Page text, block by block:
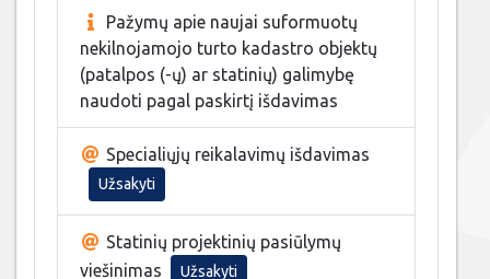
Pažymų apie naujai suformuotų
nekilnojamojo turto kadastro objektų
(patalpos (-ų) ar statinių) galimybę
naudoti pagal paskirtį išdavimas
Specialiųjų reikalavimų išdavimas
Užsakyti
Statinių projektinių pasiūlymų
viešinimas
Užsakyti